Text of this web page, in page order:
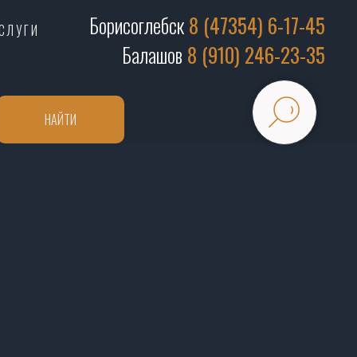
Борисоглебск8 (47354) 6-17-45
Балашов 8 (910) 246-23-35
НАЙТИ